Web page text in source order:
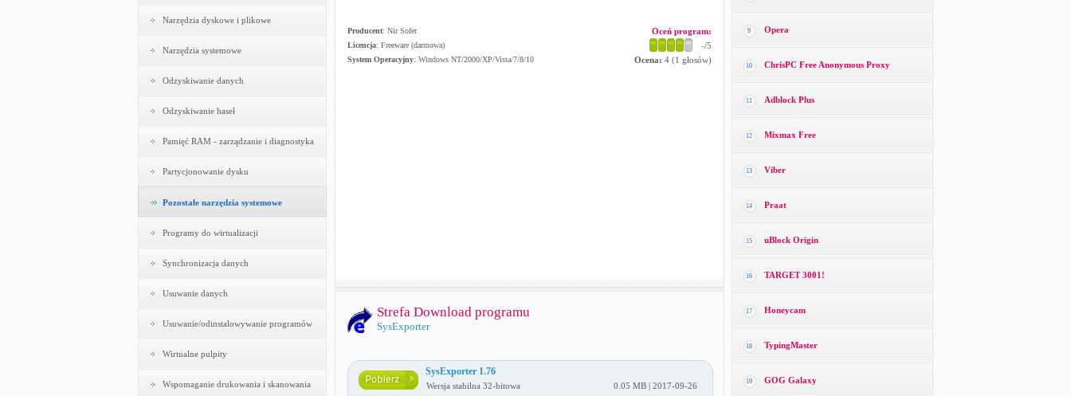
Narzędzia dyskowe i plikowe
Narzędzia systemowe
Odzyskiwanie danych
Odzyskiwanie haseł
Pamięć RAM - zarządzanie i diagnostyka
Partycjonowanie dysku
Pozostałe narzędzia systemowe
Programy do wirtualizacji
Synchronizacja danych
Usuwanie danych
Usuwanie/odinstalowywanie programów
Wirtualne pulpity
Wspomaganie drukowania i skanowania
Producent: Nir Sofer
Licencja: Freeware (darmowa)
System Operacyjny: Windows NT/2000/XP/Vista/7/8/10
Oceń program:
-/5
Ocena: 4(1 głosów)
Strefa Download programu
SysExporter
SysExporter 1.76
Wersja stabilna 32-bitowa 0.05 MB | 2017-09-26
9 Opera
10 ChrisPC Free Anonymous Proxy
11 Adblock Plus
12 Mixmax Free
13 Viber
14 Praat
15 uBlock Origin
16 TARGET 3001!
17 Honeycam
18 TypingMaster
19 GOG Galaxy